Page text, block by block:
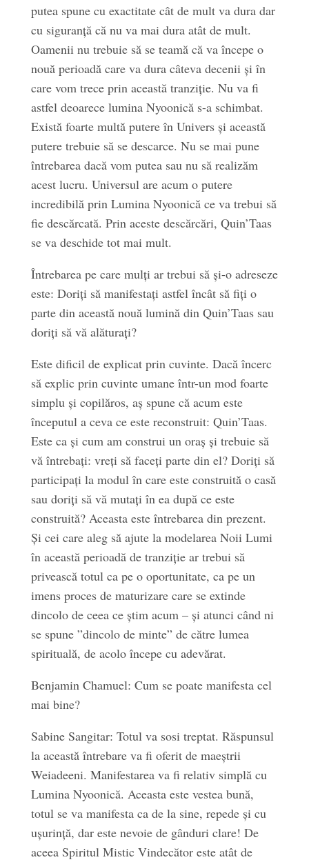
putea spune cu exactitate cât de mult va dura dar
cu siguranță că nu va mai dura atât de mult.
Oamenii nu trebuie să se teamă că va începe o
nouă perioadă care va dura câteva decenii și în
care vom trece prin această tranziție. Nu va fi
astfel deoarece lumina Nyoonică s-a schimbat.
Există foarte multă putere în Univers și această
putere trebuie să se descarce. Nu se mai pune
întrebarea dacă vom putea sau nu să realizăm
acest lucru. Universul are acum o putere
incredibilă prin Lumina Nyoonică ce va trebui să
fie descărcată. Prin aceste descărcări, Quin’Taas
se va deschide tot mai mult.
Întrebarea pe care mulți ar trebui să și-o adreseze
este: Doriți să manifestați astfel încât să fiți o
parte din această nouă lumină din Quin’Taas sau
doriți să vă alăturați?
Este dificil de explicat prin cuvinte. Dacă încerc
să explic prin cuvinte umane într-un mod foarte
simplu și copilăros, aș spune că acum este
începutul a ceva ce este reconstruit: Quin’Taas.
Este ca și cum am construi un oraș și trebuie să
vă întrebați: vreți să faceți parte din el? Doriți să
participați la modul în care este construită o casă
sau doriți să vă mutați în ea după ce este
construită? Aceasta este întrebarea din prezent.
Și cei care aleg să ajute la modelarea Noii Lumi
în această perioadă de tranziție ar trebui să
privească totul ca pe o oportunitate, ca pe un
imens proces de maturizare care se extinde
dincolo de ceea ce știm acum – și atunci când ni
se spune ”dincolo de minte” de către lumea
spirituală, de acolo începe cu adevărat.
Benjamin Chamuel: Cum se poate manifesta cel
mai bine?
Sabine Sangitar: Totul va sosi treptat. Răspunsul
la această întrebare va fi oferit de maeștrii
Weiadeeni. Manifestarea va fi relativ simplă cu
Lumina Nyoonică. Aceasta este vestea bună,
totul se va manifesta ca de la sine, repede și cu
ușurință, dar este nevoie de gânduri clare! De
aceea Spiritul Mistic Vindecător este atât de